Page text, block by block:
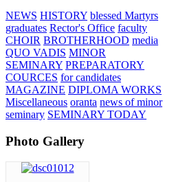
NEWS HISTORY blessed Martyrs
graduates Rector's Office faculty
CHOIR BROTHERHOOD media
QUO VADIS MINOR
SEMINARY PREPARATORY
COURCES for candidates
MAGAZINE DIPLOMA WORKS
Miscellaneous oranta news of minor
seminary SEMINARY TODAY
Photo Gallery